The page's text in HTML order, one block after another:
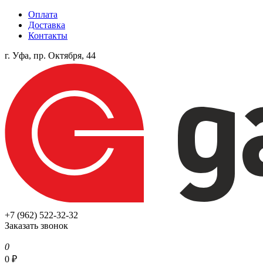
Оплата
Доставка
Контакты
г. Уфа, пр. Октября, 44
+7 (962) 522-32-32
Заказать звонок
0
0 ₽